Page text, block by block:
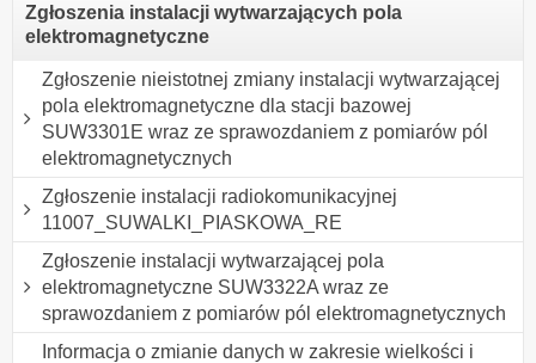
Zgłoszenia instalacji wytwarzających pola
elektromagnetyczne
Zgłoszenie nieistotnej zmiany instalacji wytwarzającej
pola elektromagnetyczne dla stacji bazowej
SUW3301E wraz ze sprawozdaniem z pomiarów pól
elektromagnetycznych
Zgłoszenie instalacji radiokomunikacyjnej
11007_SUWALKI_PIASKOWA_RE
Zgłoszenie instalacji wytwarzającej pola
elektromagnetyczne SUW3322A wraz ze
sprawozdaniem z pomiarów pól elektromagnetycznych
Informacja o zmianie danych w zakresie wielkości i